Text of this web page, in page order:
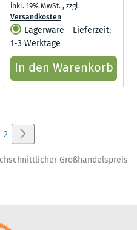
inkl. 19% MwSt.,zzgl.
Versandkosten
Lagerware
Lieferzeit:
1-3 Werktage
In den Warenkorb
Seite
2
Großhandelspreis